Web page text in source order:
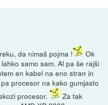
da nimaš pojma !
Ok
samo sam. Al pa še rajši
en kabel na eno stran in
procesor na kako gumjasto
procesor.
Za tak